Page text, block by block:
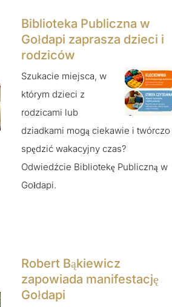
Biblioteka Publiczna w
Gołdapi zaprasza dzieci i
rodziców
Szukacie miejsca, w
którym dzieci z
rodzicami lub
dziadkami mogą ciekawie i twórczo
spędzić wakacyjny czas?
Odwiedźcie Bibliotekę Publiczną w
Gołdapi.
Robert Bąkiewicz
zapowiada manifestację
Gołdapi